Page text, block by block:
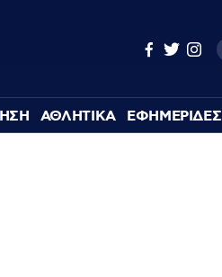
ΑΘΛΗΤΙΚΑ ΕΦΗΜΕΡΙΔΕΣ